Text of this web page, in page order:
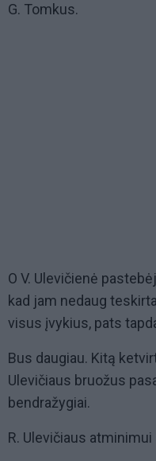
G. Tomkus.
O V. Ulevičienė
kad jam nedaug
visus įvykius, pats
Bus daugiau. Kitą
Ulevičiaus bruožus
bendražygiai.
R. Ulevičiaus